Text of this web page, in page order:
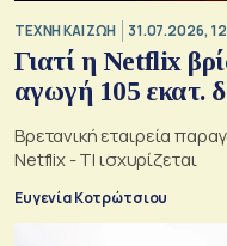
TΕΧΝΗ ΚΑΙ ΖΩΗ 31.07.2026,
Γιατί η Netflix
αγωγή 105 εκατ.
Βρετανική εταιρεία
Netflix - ΤΙ ισχυρίζεται
Ευγενία Κοτρώτσιου